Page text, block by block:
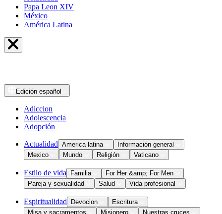
Papa Leon XIV
México
América Latina
Edición español
Adiccion
Adolescencia
Adopción
Actualidad America latina
Información general
Mexico
Mundo Religión Vaticano
Estilo de vida Familia
For Her &amp; For Men
Pareja y sexualidad
Salud Vida profesional
Espiritualidad Devocion
Escritura
Misa y sacramentos
Misionero
Nuestras cruces